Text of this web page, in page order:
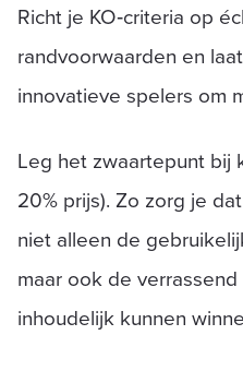
Richt je KO‑criteria op
randvoorwaarden en
innovatieve spelers om
Leg het zwaartepunt bij
20% prijs). Zo zorg je
niet alleen de
maar ook de
inhoudelijk kunnen